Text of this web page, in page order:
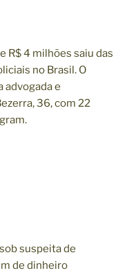
R$ 4 milhões saiu das
no Brasil. O
advogada e
36, com 22
suspeita de
de dinheiro